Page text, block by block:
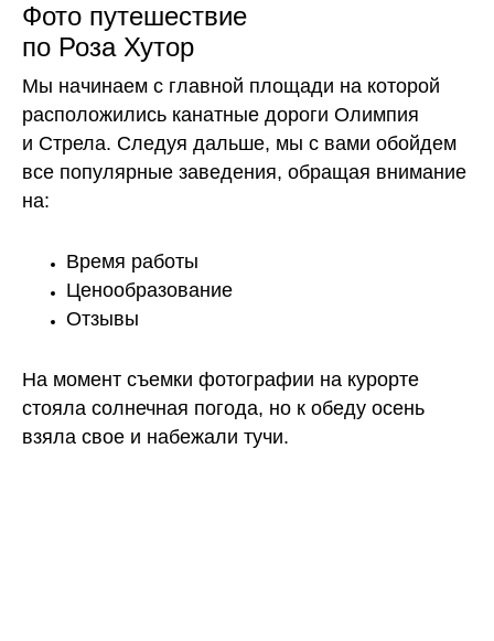
Фото путешествие
по Роза Хутор
Мы начинаем с главной площади на которой
расположились канатные дороги Олимпия
и Стрела. Следуя дальше, мы с вами обойдем
все популярные заведения, обращая внимание
на:
Время работы
Ценообразование
Отзывы
На момент съемки фотографии на курорте
стояла солнечная погода, но к обеду осень
взяла свое и набежали тучи.